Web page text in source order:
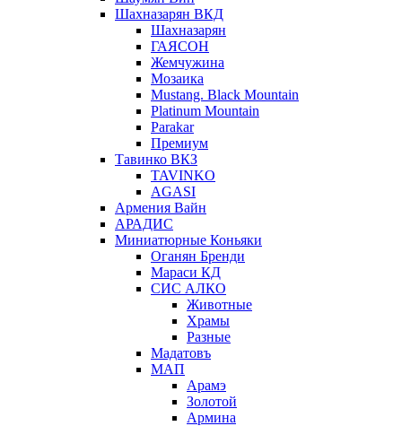
Шахназарян ВКД
Шахназарян
ГАЯСОН
Жемчужина
Мозаика
Mustang. Black Mountain
Platinum Mountain
Parakar
Премиум
Тавинко ВКЗ
TAVINKO
AGASI
Армения Вайн
АРАДИС
Миниатюрные Коньяки
Оганян Бренди
Мараси КД
СИС АЛКО
Животные
Храмы
Разные
Мадатовъ
МАП
Арамэ
Золотой
Армина